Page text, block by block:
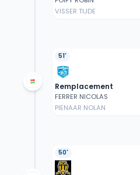
VISSER TIJDE
51'
Remplacement
FERRER NICOLAS
PIENAAR NOLAN
50'